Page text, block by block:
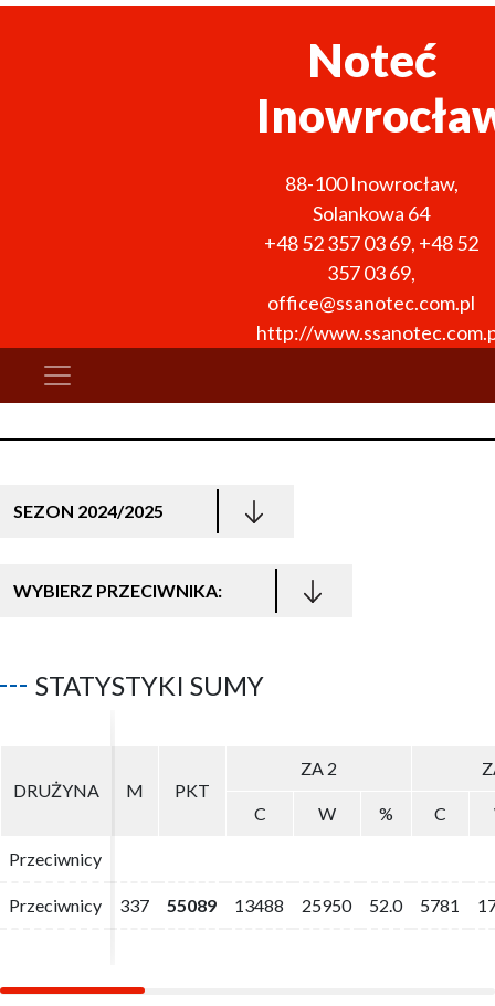
Noteć
88-100 Inowrocław,
Solankowa 64
+48 52 357 03 69, +48 52
357 03 69,
office@ssanotec.com.pl
http://
SEZON 2024/2025
WYBIERZ PRZECIWNIKA:
STATYSTYKI SUMY
DRUŻYNA M PKT
ZA 2
C W % C
Przeciwnicy
Przeciwnicy 337 55089 13488 25950 52.0 5781
DRUŻYNA M PKT
ZA 2
C W % C
Przeciwnicy
Przeciwnicy 337 55089 13488 25950 52.0 5781